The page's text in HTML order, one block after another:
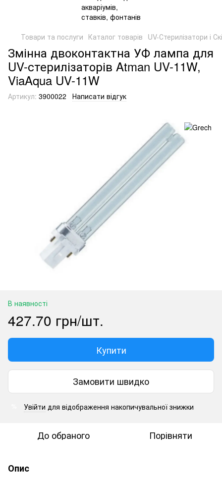
Товари та послуги Каталог товарів UV-Стерилізатори і
Змінна двоконтактна УФ лампа для
UV-стерилізаторів Atman UV-11W,
ViaAqua UV-11W
Артикул: 3900022 Написати відгук
В наявності
427.70 грн/шт.
Купити
Замовити швидко
Увійти для відображення накопичувальної знижки
До обраного Порівняти
Опис